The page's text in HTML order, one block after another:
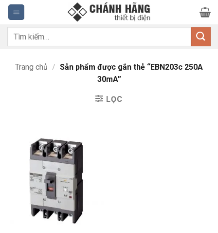
Bỏ
qua
nội
dung
Tìm
Trang chủ / Sản phẩm được gắn thẻ “EBN203c 250A
30mA”
LỌC